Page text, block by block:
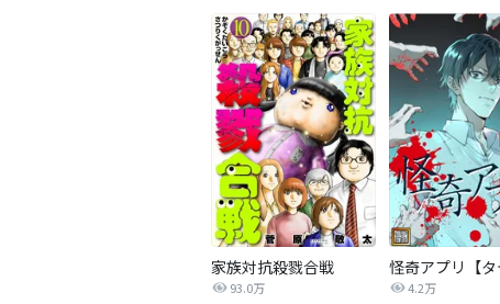
家族対抗殺戮合戦
93.0万 4.2万